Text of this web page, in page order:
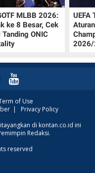
MLBB 2026:
ke 8 Besar, Cek
ONIC
UEFA
2026/
of Use
| Privacy Policy
di kontan.co.id ini
Redaksi.
reserved